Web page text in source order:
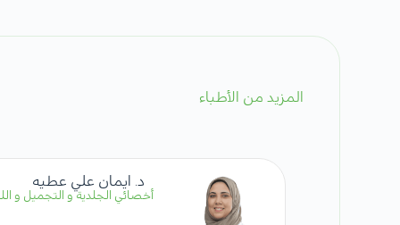
المزيد من الأطباء
د. ايمان علي عطيه
أخصائي الجلدية و التجميل و